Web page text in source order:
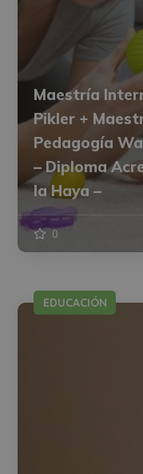
Maestría
Pikler +
Pedagogía
– Diploma
la Haya –
0
EDUCACIÓN